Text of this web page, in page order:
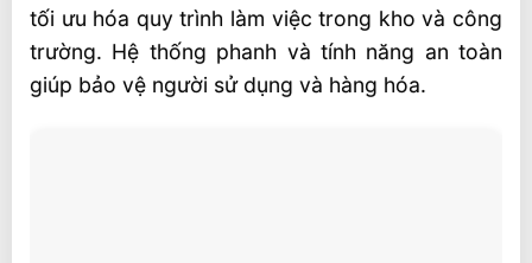
tối ưu hóa quy trình làm việc trong kho và công
trường. Hệ thống phanh và tính năng an toàn
giúp bảo vệ người sử dụng và hàng hóa.